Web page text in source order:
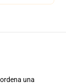
una